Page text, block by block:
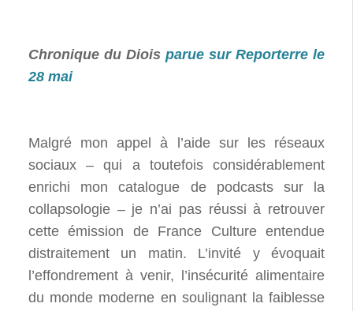
Chronique du Diois parue sur Reporterre le
28 mai
Malgré mon appel à l’aide sur les réseaux
sociaux – qui a toutefois considérablement
enrichi mon catalogue de podcasts sur la
collapsologie – je n’ai pas réussi à retrouver
cette émission de France Culture entendue
distraitement un matin. L’invité y évoquait
l’effondrement à venir, l’insécurité alimentaire
du monde moderne en soulignant la faiblesse